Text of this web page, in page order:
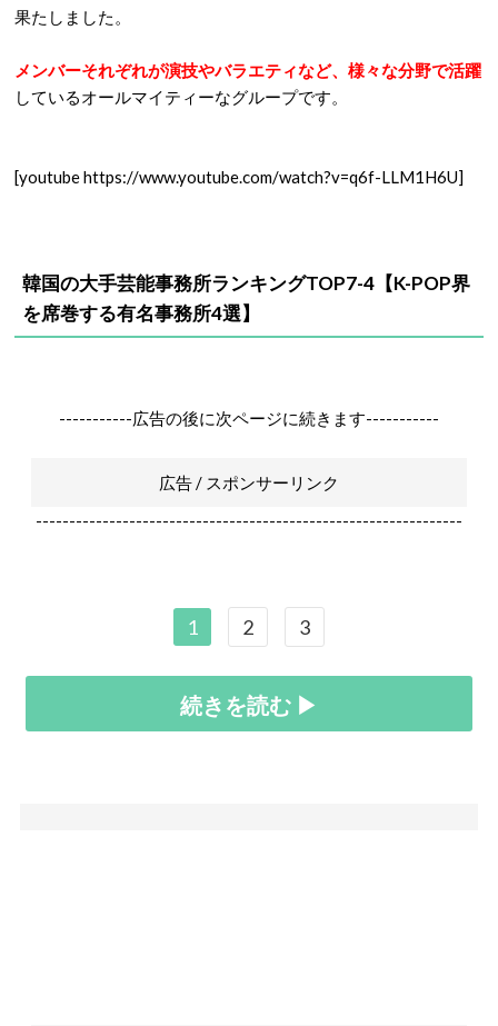
果たしました。
メンバーそれぞれが演技やバラエティなど、様々な分野で活躍
しているオールマイティーなグループです。
[youtube https://www.youtube.com/watch?v=q6f-LLM1H6U]
韓国の大手芸能事務所ランキングTOP7-4【K-POP界
を席巻する有名事務所4選】
-----------広告の後に次ページに続きます-----------
広告 / スポンサーリンク
----------------------------------------------------------------
1 2 3
続きを読む ▶